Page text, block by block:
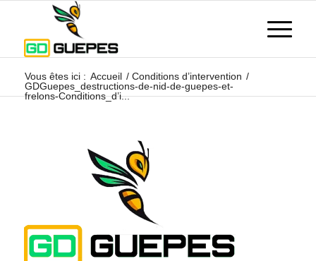
Vous êtes ici : Accueil / Conditions d’intervention /
GDGuepes_destructions-de-nid-de-guepes-et-
frelons-Conditions_d’i...